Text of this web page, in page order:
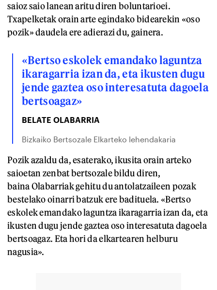
saioz saio lanean aritu diren boluntarioei.
Txapelketak orain arte egindako bidearekin «oso
pozik» daudela ere adierazi du, gainera.
«Bertso eskolek emandako laguntza
ikaragarria izan da, eta ikusten dugu
jende gaztea oso interesatuta dagoela
bertsoagaz»
BELATE OLABARRIA
Bizkaiko Bertsozale Elkarteko lehendakaria
Pozik azaldu da, esaterako, ikusita orain arteko
saioetan zenbat bertsozale bildu diren,
baina Olabarriak gehitu du antolatzaileen pozak
bestelako oinarri batzuk ere badituela. «Bertso
eskolek emandako laguntza ikaragarria izan da, eta
ikusten dugu jende gaztea oso interesatuta dagoela
bertsoagaz. Eta hori da elkartearen helburu
nagusia».